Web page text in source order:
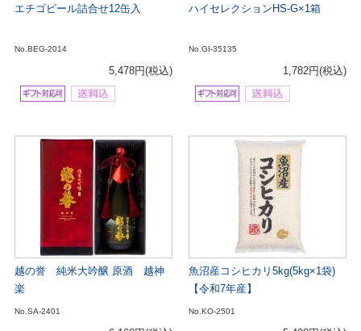
エチゴビール詰合せ12缶入
No.BEG-2014
5,478円(税込)
ハイセレクションHS-G×1箱
No.GI-35135
1,782円(税込)
越の誉 純米大吟醸 原酒 越神
楽
No.SA-2401
魚沼産コシヒカリ5kg(5kg×1袋)
【令和7年産】
No.KO-2501